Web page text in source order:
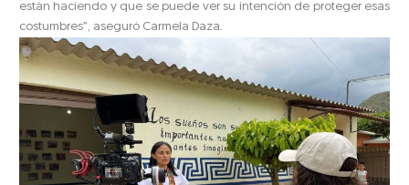
están haciendo y que se puede ver su intención de proteger esas
costumbres”, aseguró Carmela Daza.